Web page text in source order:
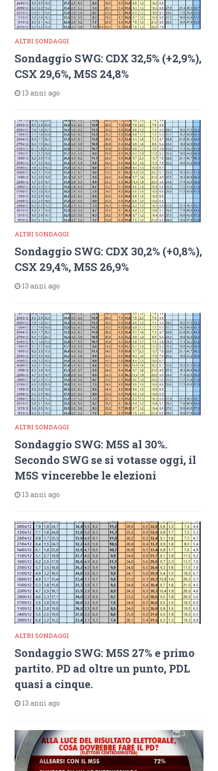
ALTRI SONDAGGI
Sondaggio SWG: CDX 32,5% (+2,9%),
CSX 29,6%, M5S 24,8%
13 anni ago
ALTRI SONDAGGI
Sondaggio SWG: CDX 30,2% (+0,8%),
CSX 29,4%, M5S 26,9%
13 anni ago
ALTRI SONDAGGI
Sondaggio SWG: M5S al 30%.
Secondo SWG se si votasse oggi, il
M5S vincerebbe le elezioni
13 anni ago
ALTRI SONDAGGI
Sondaggio SWG: M5S 27% e primo
partito. PD ad oltre un punto, PDL
quasi a cinque.
13 anni ago